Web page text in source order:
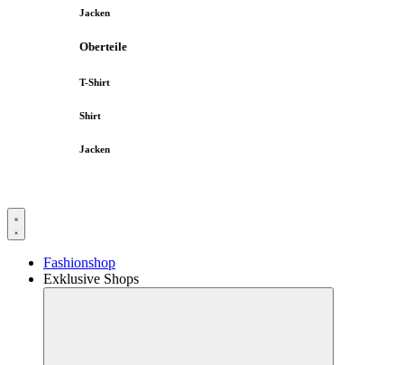
Jacken
Oberteile
T-Shirt
Shirt
Jacken
Fashionshop
Exklusive Shops